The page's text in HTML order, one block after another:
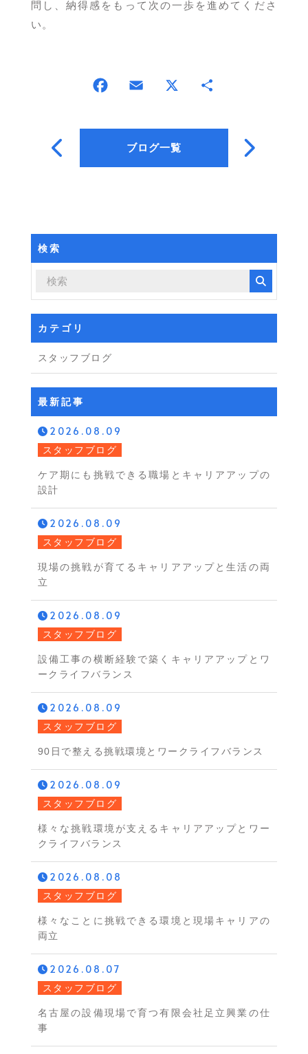
問し、納得感をもって次の一歩を進めてくださ
い。
ブログ一覧
検索
カテゴリ
スタッフブログ
最新記事
2026.08.09
スタッフブログ
ケア期にも挑戦できる職場とキャリアアップの
設計
2026.08.09
スタッフブログ
現場の挑戦が育てるキャリアアップと生活の両
立
2026.08.09
スタッフブログ
設備工事の横断経験で築くキャリアアップとワ
ークライフバランス
2026.08.09
スタッフブログ
90日で整える挑戦環境とワークライフバランス
2026.08.09
スタッフブログ
様々な挑戦環境が支えるキャリアアップとワー
クライフバランス
2026.08.08
スタッフブログ
様々なことに挑戦できる環境と現場キャリアの
両立
2026.08.07
スタッフブログ
名古屋の設備現場で育つ有限会社足立興業の仕
事